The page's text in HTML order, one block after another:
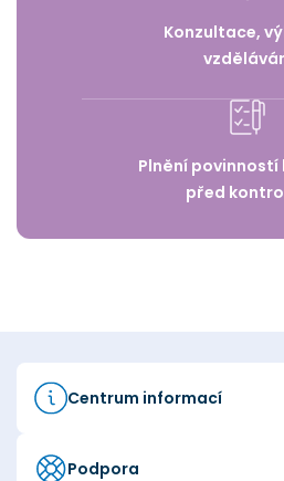
Konzultace,
Plnění povinností
před
Centrum informací
Podpora